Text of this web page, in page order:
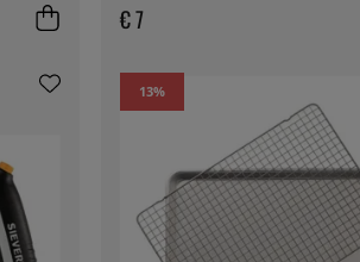
€ 7
13%